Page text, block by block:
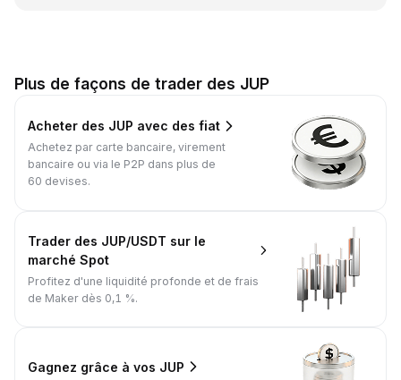
Plus de façons de trader des JUP
Acheter des JUP avec des fiat
Achetez par carte bancaire, virement
bancaire ou via le P2P dans plus de
60 devises.
Trader des JUP/USDT sur le
marché Spot
Profitez d'une liquidité profonde et de frais
de Maker dès 0,1 %.
Gagnez grâce à vos JUP